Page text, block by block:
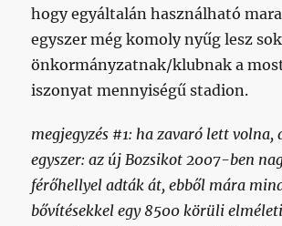
hogy egyáltalán használható
egyszer még komoly nyűg lesz sok
önkormányzatnak/klubnak a
iszonyat mennyiségű stadion.
megjegyzés #1: ha zavaró lett volna,
egyszer: az új Bozsikot 2007-ben
férőhellyel adták át, ebből mára
bővítésekkel egy 8500 körüli